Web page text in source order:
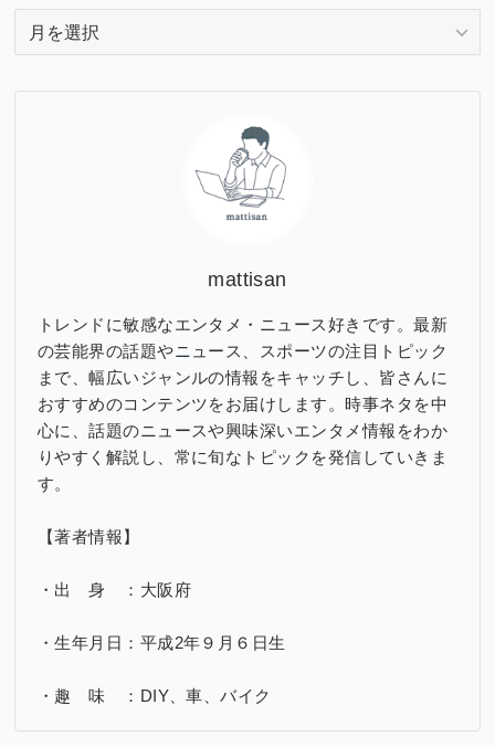
mattisan
トレンドに敏感なエンタメ・ニュース好きです。最新
の芸能界の話題やニュース、スポーツの注目トピック
まで、幅広いジャンルの情報をキャッチし、皆さんに
おすすめのコンテンツをお届けします。時事ネタを中
心に、話題のニュースや興味深いエンタメ情報をわか
りやすく解説し、常に旬なトピックを発信していきま
す。
【著者情報】
・出 身 ：大阪府
・生年月日：平成2年９月６日生
・趣 味 ：DIY、車、バイク